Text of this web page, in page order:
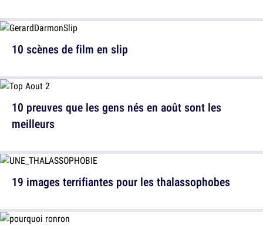
10 scènes de film en slip
19 images terrifiantes pour les thalassophobes
10 preuves que les gens nés en août sont les
meilleurs